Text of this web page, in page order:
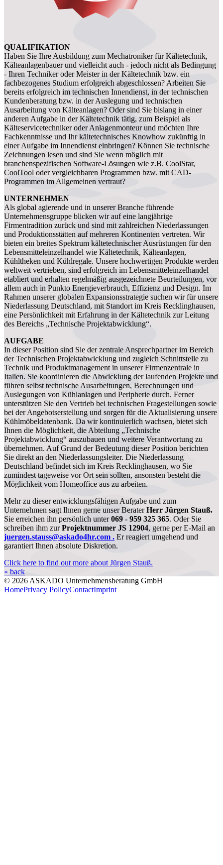
QUALIFIKATION
Haben Sie Ihre Ausbildung zum Mechatroniker für Kältetechnik,
Kälteanlagenbauer und vielleicht auch - jedoch nicht als Bedingung
- Ihren Techniker oder Meister in der Kältetechnik bzw. ein
fachbezogenes Studium erfolgreich abgeschlossen? Arbeiten Sie
bereits erfolgreich im technischen Innendienst, in der technischen
Kundenberatung bzw. in der Auslegung und technischen
Ausarbeitung von Kälteanlagen? Oder sind Sie bislang in einer
anderen Aufgabe in der Kältetechnik tätig, zum Beispiel als
Kälteservicetechniker oder Anlagenmonteur und möchten Ihre
Fachkenntnisse und Ihr kältetechnisches Knowhow zukünftig in
einer Aufgabe im Innendienst einbringen? Können Sie technische
Zeichnungen lesen und sind Sie wenn möglich mit
branchenspezifischen Software-Lösungen wie z.B. CoolStar,
CoolTool oder vergleichbaren Programmen bzw. mit CAD-
Programmen im Allgemeinen vertraut?
UNTERNEHMEN
Als global agierende und in unserer Branche führende
Unternehmensgruppe blicken wir auf eine langjährige
Firmentradition zurück und sind mit zahlreichen Niederlassungen
und Produktionsstätten auf mehreren Kontinenten vertreten. Wir
bieten ein breites Spektrum kältetechnischer Ausrüstungen für den
Lebensmitteleinzelhandel wie Kältetechnik, Kälteanlagen,
Kühltheken und Kühlregale. Unsere hochwertigen Produkte werden
weltweit vertrieben, sind erfolgreich im Lebensmitteleinzelhandel
etabliert und erhalten regelmäßig ausgezeichnete Beurteilungen, vor
allem auch in Punkto Energieverbrauch, Effizienz und Design. Im
Rahmen unserer globalen Expansionsstrategie suchen wir für unsere
Niederlassung Deutschland, mit Standort im Kreis Recklinghausen,
eine Persönlichkeit mit Erfahrung in der Kältetechnik zur Leitung
des Bereichs „Technische Projektabwicklung“.
AUFGABE
In dieser Position sind Sie der zentrale Ansprechpartner im Bereich
der Technischen Projektabwicklung und zugleich Schnittstelle zu
Technik und Produktmanagement in unserer Firmenzentrale in
Italien. Sie koordinieren die Abwicklung der laufenden Projekte und
führen selbst technische Ausarbeitungen, Berechnungen und
Auslegungen von Kühlanlagen und Peripherie durch. Ferner
unterstützen Sie den Vertrieb bei technischen Fragestellungen sowie
bei der Angebotserstellung und sorgen für die Aktualisierung unsere
Kühlmöbeldatenbank. Da wir kontinuierlich wachsen, bietet sich
Ihnen die Möglichkeit, die Abteilung „Technische
Projektabwicklung“ auszubauen und weitere Verantwortung zu
übernehmen. Auf Grund der Bedeutung dieser Position berichten
Sie direkt an den Niederlassungsleiter. Die Niederlassung
Deutschland befindet sich im Kreis Recklinghausen, wo Sie
zumindest tageweise vor Ort sein sollten, ansonsten besteht die
Möglichkeit vom Homeoffice aus zu arbeiten.
Mehr zu dieser entwicklungsfähigen Aufgabe und zum
Unternehmen sagt Ihnen gerne unser BeraterHerr Jürgen Stauß.
Sie erreichen ihn persönlich unter069 - 959 325 365. Oder Sie
schreiben ihm zurProjektnummer JS 12904, gerne per E-Mail an
juergen.stauss@askado4hr.com . Er reagiert umgehend und
garantiert Ihnen absolute Diskretion.
Click here to find out more about Jürgen Stauß.
« back
© 2026 ASKADO Unternehmensberatung GmbH
HomePrivacy PolicyContactImprint